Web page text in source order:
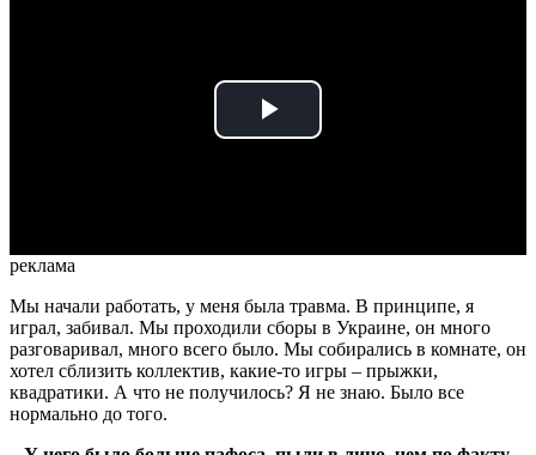
Play
реклама
Мы начали работать, у меня была травма. В принципе, я
играл, забивал. Мы проходили сборы в Украине, он много
разговаривал, много всего было. Мы собирались в комнате, он
хотел сблизить коллектив, какие-то игры – прыжки,
квадратики. А что не получилось? Я не знаю. Было все
нормально до того.